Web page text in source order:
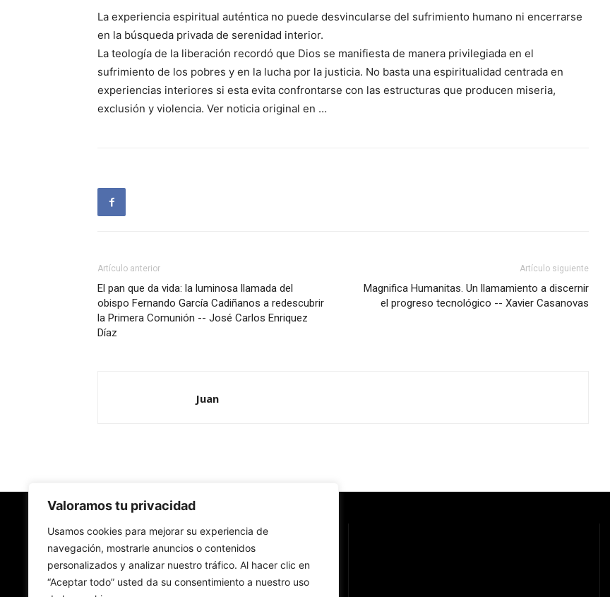
Valoramos tu privacidad
Usamos cookies para mejorar su experiencia de
navegación, mostrarle anuncios o contenidos
personalizados y analizar nuestro tráfico. Al hacer clic en
“Aceptar todo” usted da su consentimiento a nuestro uso
La experiencia espiritual auténtica no puede desvincularse del sufrimiento humano ni encerrarse
en la búsqueda privada de serenidad interior.
La teología de la liberación recordó que Dios se manifiesta de manera privilegiada en el
sufrimiento de los pobres y en la lucha por la justicia. No basta una espiritualidad centrada en
experiencias interiores si esta evita confrontarse con las estructuras que producen miseria,
exclusión y violencia. Ver noticia original en …
Artículo anterior
El pan que da vida: la luminosa llamada del
obispo Fernando García Cadiñanos a redescubrir
la Primera Comunión -- José Carlos Enriquez
Díaz
Artículo siguiente
Magnifica Humanitas. Un llamamiento a discernir
el progreso tecnológico -- Xavier Casanovas
Juan
Redes Cristianas
Una mirada alternativa sobre la Iglesia católica y la